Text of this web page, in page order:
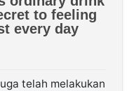
telah melakukan